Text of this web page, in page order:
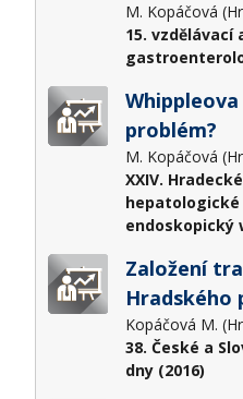
M. Kopáčová
15. vzdělávací
problém?
M. Kopáčová
XXIV.
hepatologické
endoskopický
Založení
Hradského
Kopáčová M.
38. České a
dny (2016)